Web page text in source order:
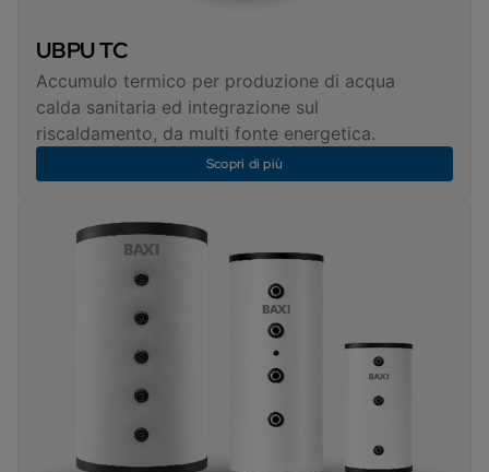
UBPU TC
Accumulo termico per produzione di acqua
calda sanitaria ed integrazione sul
riscaldamento, da multi fonte energetica.
Scopri di più